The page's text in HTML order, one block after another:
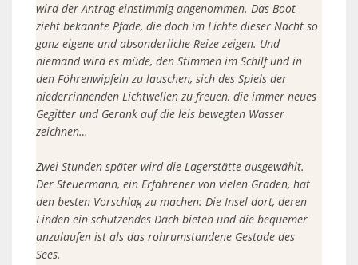
wird der Antrag einstimmig angenommen. Das Boot
zieht bekannte Pfade, die doch im Lichte dieser Nacht so
ganz eigene und absonderliche Reize zeigen. Und
niemand wird es müde, den Stimmen im Schilf und in
den Föhrenwipfeln zu lauschen, sich des Spiels der
niederrinnenden Lichtwellen zu freuen, die immer neues
Gegitter und Gerank auf die leis bewegten Wasser
zeichnen…
Zwei Stunden später wird die Lagerstätte ausgewählt.
Der Steuermann, ein Erfahrener von vielen Graden, hat
den besten Vorschlag zu machen: Die Insel dort, deren
Linden ein schützendes Dach bieten und die bequemer
anzulaufen ist als das rohrumstandene Gestade des
Sees.